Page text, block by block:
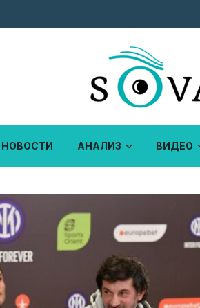
НОВОСТИ АНАЛИЗ ВИДЕО